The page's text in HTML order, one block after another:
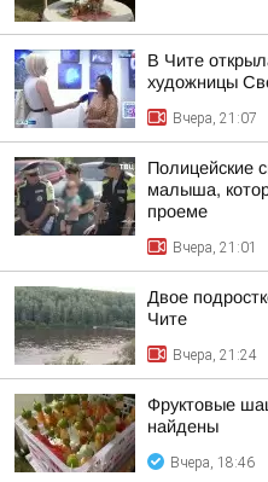
В Чите
художницы
Вчера, 21:07
Полицейские
малыша,
проеме
Вчера, 21:01
Двое
Чите
Вчера, 21:24
Фруктовые
найдены
Вчера, 18:46